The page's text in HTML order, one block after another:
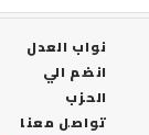
نواب العدل
انضم الي
تواصل معنا